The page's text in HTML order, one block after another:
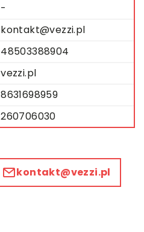
-
kontakt@vezzi.pl
48503388904
vezzi.pl
8631698959
260706030
kontakt@vezzi.pl